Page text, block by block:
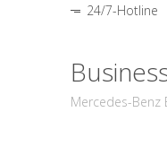
24/7-Hotline
Mercedes-Benz